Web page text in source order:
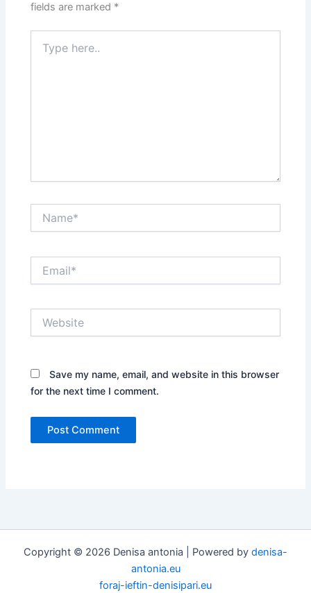
fields are marked *
here..
Save my name, email, and website in this browser
for the next time I comment.
Copyright © 2026 Denisa antonia | Powered by denisa-
antonia.eu
foraj-ieftin-denisipari.eu